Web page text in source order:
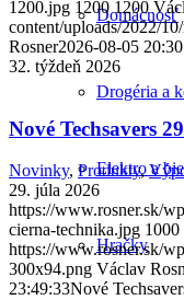
Domácnosť
Drogéria a
Elektro a
Hračky
1200.jpg 1200 1200
content/uploads/2022/
Rosner2026-08-05
32. týždeň 2026
Nové Techsavers
Novinky, Produkty,
29. júla 2026
https://www.rosner.sk/
cierna-technika.jpg 1000
https://www.rosner.sk/
300x94.png Václav
23:49:33Nové